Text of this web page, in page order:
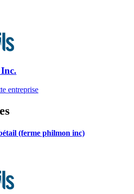
entreprise
(ferme philmon inc)